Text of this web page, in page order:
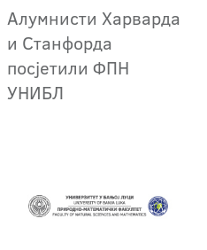
Алумнисти Харварда
и Станфорда
посјетили ФПН
УНИБЛ